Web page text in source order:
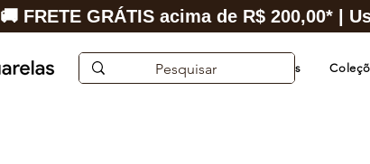
Aquarelas de Cidades
🚚 FRETE GRÁTIS acima de R$ 200,00* |